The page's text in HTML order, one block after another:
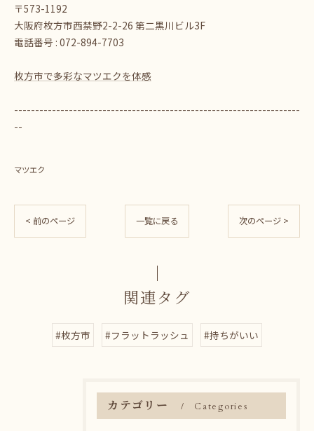
〒573-1192
大阪府枚方市西禁野2-2-26 第二黒川ビル3F
電話番号 : 072-894-7703
枚方市で多彩なマツエクを体感
--------------------------------------------------------------------
--
マツエク
< 前のページ 一覧に戻る 次のページ >
関連タグ
#枚方市 #フラットラッシュ #持ちがいい
カテゴリー Categories